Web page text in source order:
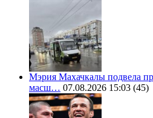
Мэрия Махачкалы подвела
масш… 07.08.2026 15:03 (45)